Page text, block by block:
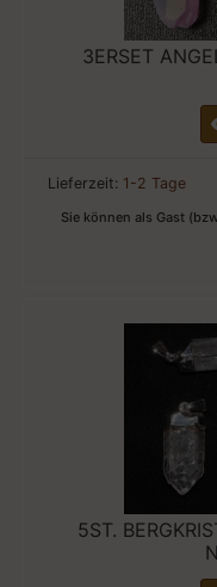
3ERSET
Lieferzeit: 1-2 Tage
Sie können als Gast
5ST.